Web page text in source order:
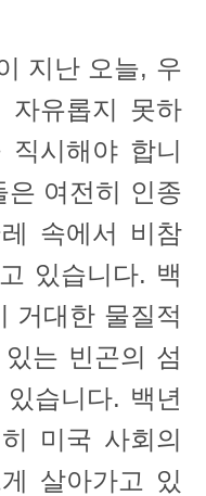
지난 오늘, 우
자유롭지 못하
시해야 합니
은 여전히 인종
속에서 비참
있습니다. 백
거대한 물질적
는 빈곤의 섬
습니다. 백년
미국 사회의
살아가고 있